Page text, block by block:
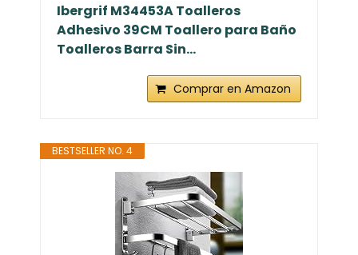
Ibergrif M34453A Toalleros
Adhesivo 39CM Toallero para Baño
Toalleros Barra Sin...
Comprar en Amazon
BESTSELLER NO. 4